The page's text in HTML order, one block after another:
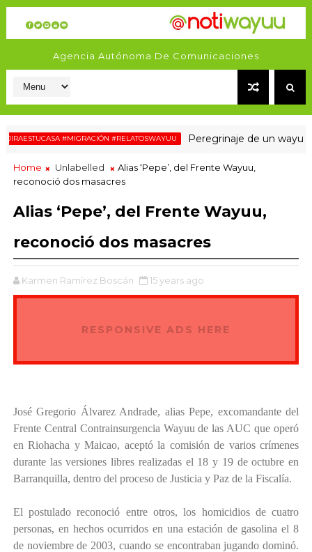
Agencia Autónoma De Comunicaciones
#MIGRACIÓN #RELATOSWAYUU Peregrinaje de un wayuu
Home Unlabelled
Alias ‘Pepe’, del Frente Wayuu,
reconoció dos masacres
Alias ‘Pepe’, del Frente Wayuu,
reconoció dos masacres
Karmen Ramírez Boscán 15 years ago
RESPONSIVE ADS HERE
José Gregorio Álvarez Andrade, alias Pepe, excomandante del
Frente Central Contrainsurgencia Wayuu de las AUC que operó
en Riohacha y Maicao, aceptó la comisión de varios crímenes
durante las versiones libres realizadas el 18 y 19 de octubre en
Barranquilla, dentro del proceso de Justicia y Paz de la Fiscalía.
El postulado reconoció entre otros, los homicidios de cuatro
personas, en hechos ocurridos en una estación de gasolina el 8
de noviembre de 2003, cuando se encontraban jugando dominó.